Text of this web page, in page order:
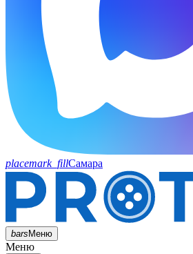
placemark_fillСамара
barsМеню
Меню